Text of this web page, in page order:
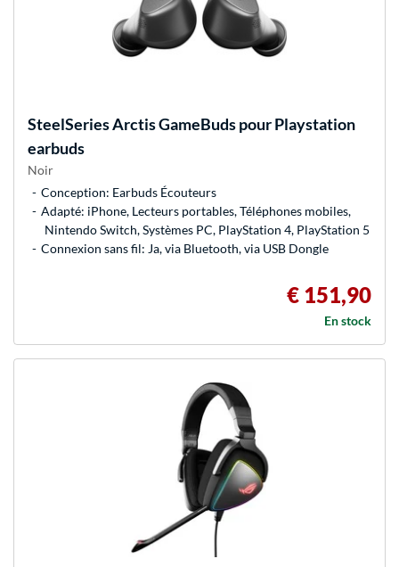
SteelSeriesArctis GameBuds pour Playstation
earbuds
Noir
Conception: Earbuds Écouteurs
Adapté: iPhone, Lecteurs portables, Téléphones mobiles,
Nintendo Switch, Systèmes PC, PlayStation 4, PlayStation 5
Connexion sans fil: Ja, via Bluetooth, via USB Dongle
€ 151,90
En stock